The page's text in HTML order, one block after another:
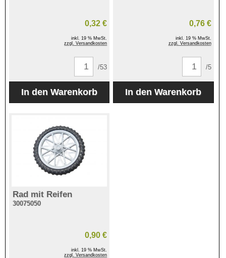
0,32 €
inkl. 19 % MwSt.
zzgl. Versandkosten
/53
0,76 €
inkl. 19 % MwSt.
zzgl. Versandkosten
/5
Rad mit Reifen
30075050
0,90 €
inkl. 19 % MwSt.
zzgl. Versandkosten